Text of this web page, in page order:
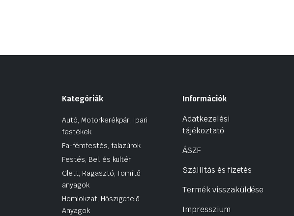
Kategóriák
Autó, Motorkerékpár, Ipari
festékek
Fa-fémfestés, falazúrok
Festés, Bel. és kültér
Glett, Ragasztó, Tömítő
anyagok
Homlokzat, Hőszigetelő
Anyagok
Információk
Adatkezelési
tájékoztató
ÁSZF
Szállítás és fizetés
Termék visszaküldése
Impresszium